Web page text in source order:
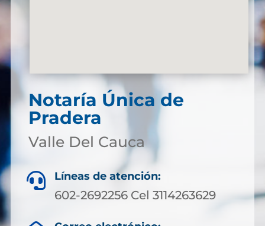
Notaría Única de
Pradera
Valle Del Cauca
 Líneas de atención:
602-2692256 Cel 3114263629